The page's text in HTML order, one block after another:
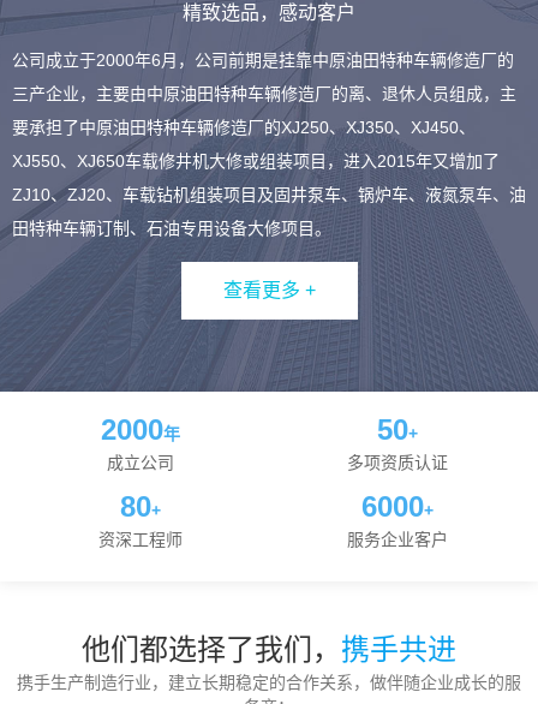
精致选品，感动客户
公司成立于2000年6月，公司前期是挂靠中原油田特种车辆修造厂的
三产企业，主要由中原油田特种车辆修造厂的离、退休人员组成，主
要承担了中原油田特种车辆修造厂的XJ250、XJ350、XJ450、
XJ550、XJ650车载修井机大修或组装项目，进入2015年又增加了
ZJ10、ZJ20、车载钻机组装项目及固井泵车、锅炉车、液氮泵车、油
田特种车辆订制、石油专用设备大修项目。
查看更多 +
2000年
成立公司
50+
多项资质认证
80+
资深工程师
6000+
服务企业客户
他们都选择了我们， 携手共进
携手生产制造行业，建立长期稳定的合作关系，做伴随企业成长的服